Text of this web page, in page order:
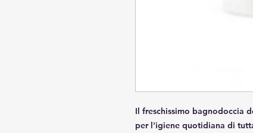
Il freschissimo bagnodoccia
per l'igiene quotidiana di